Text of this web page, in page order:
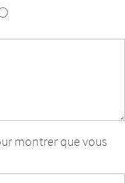
montrer que vous